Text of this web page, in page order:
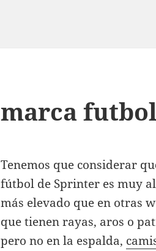
marca
Tenemos que considerar
fútbol de Sprinter es muy
más elevado que en otras
que tienen rayas, aros o
pero no en la espalda,